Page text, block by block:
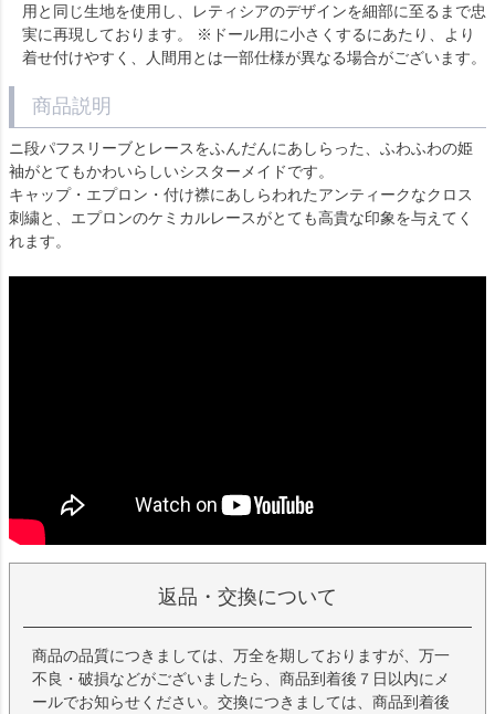
用と同じ生地を使用し、レティシアのデザインを細部に至るまで忠
実に再現しております。 ※ドール用に小さくするにあたり、より
着せ付けやすく、人間用とは一部仕様が異なる場合がございます。
商品説明
ニ段パフスリーブとレースをふんだんにあしらった、ふわふわの姫
袖がとてもかわいらしいシスターメイドです。
キャップ・エプロン・付け襟にあしらわれたアンティークなクロス
刺繍と、エプロンのケミカルレースがとても高貴な印象を与えてく
れます。
返品・交換について
商品の品質につきましては、万全を期しておりますが、万一
不良・破損などがございましたら、商品到着後７日以内にメ
ールでお知らせください。交換につきましては、商品到着後